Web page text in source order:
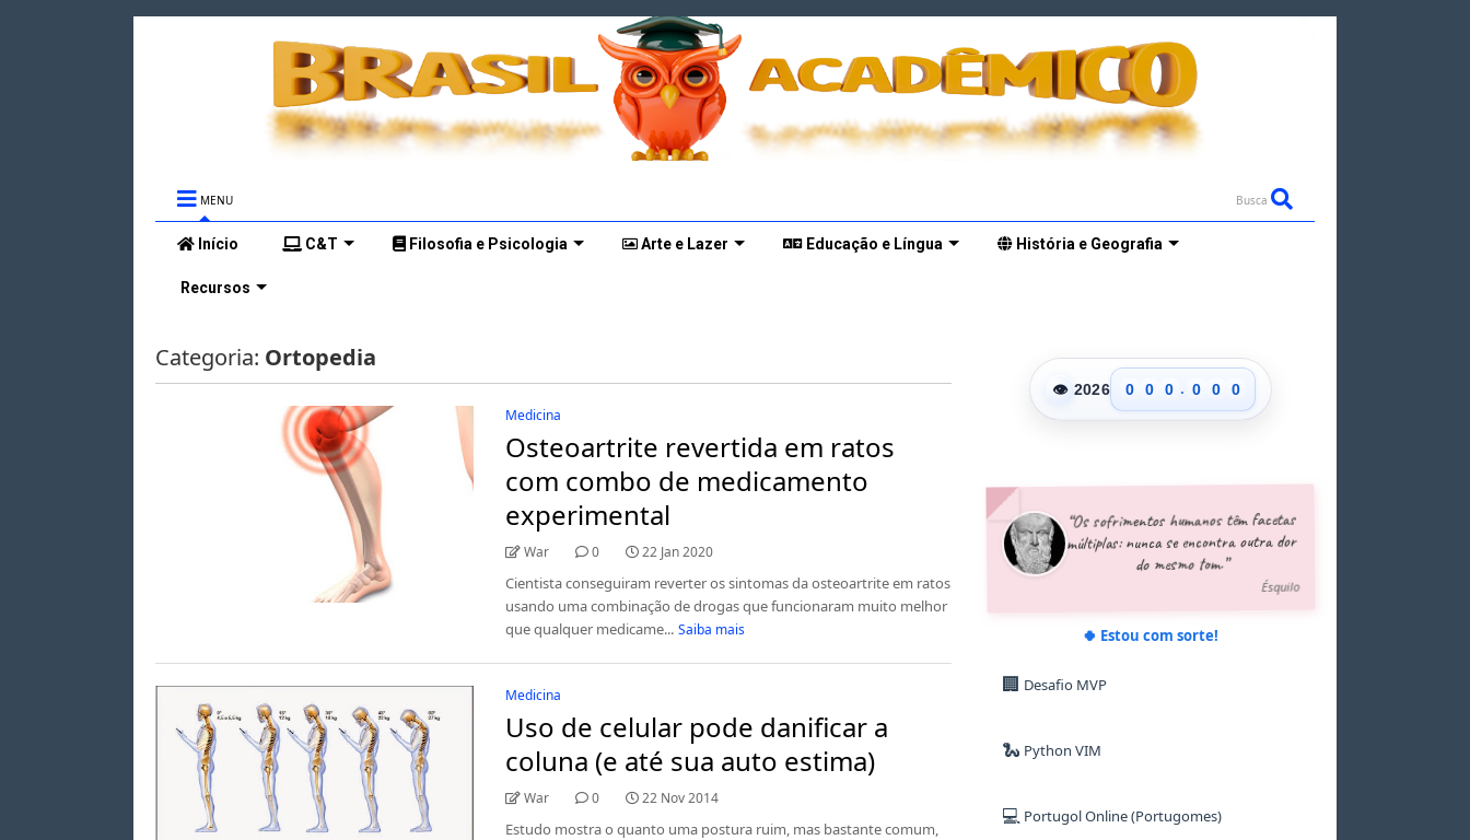
MENU Busca
Início C&T Filosofia e Psicologia Arte e Lazer Educação e Língua História e Geografia
Recursos
Categoria: Ortopedia
Medicina
Osteoartrite revertida em ratos
com combo de medicamento
experimental
War 0 22 Jan 2020
Cientista conseguiram reverter os sintomas da osteoartrite em ratos
usando uma combinação de drogas que funcionaram muito melhor
que qualquer medicame... Saiba mais
Medicina
Uso de celular pode danificar a
coluna (e até sua auto estima)
War 0 22 Nov 2014
Estudo mostra o quanto uma postura ruim, mas bastante comum,
👁 2026
0
1
6
7
0
1
6
7
8
0
1
6
7
8
. 0
1
6
7
8
0
1
6
7
8
0
1
6
7
8
“Os sofrimentos humanos têm facetas
múltiplas: nunca se encontra outra dor
do mesmo tom.”
Ésquilo
🍀 Estou com sorte!
🏢 Desafio MVP
🐍 Python VIM
💻 Portugol Online (Portugomes)